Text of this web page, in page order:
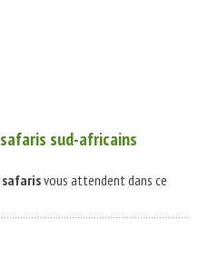
safaris sud-africains
safarisvous attendent dans ce